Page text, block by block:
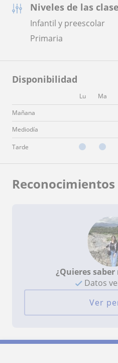
Niveles de las
Infantil y preescolar
Primaria
Disponibilidad
Lu Ma
Mañana
Mediodía
Tarde
Reconocimientos
¿Quieres saber
Datos
Ver